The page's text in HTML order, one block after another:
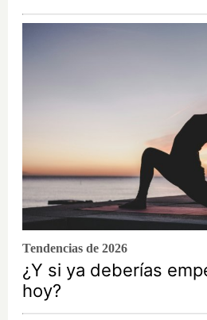
Tendencias de 2026
¿Y si ya deberías
hoy?